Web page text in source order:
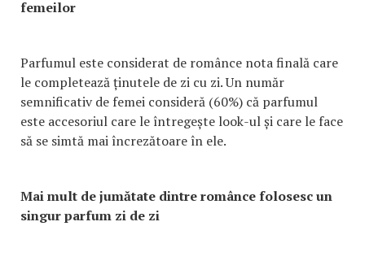
femeilor
Parfumul este considerat de românce nota finală care
le completează ținutele de zi cu zi. Un număr
semnificativ de femei consideră (60%) că parfumul
este accesoriul care le întregește look-ul și care le face
să se simtă mai încrezătoare în ele.
Mai mult de jumătate dintre românce folosesc un
singur parfum zi de zi